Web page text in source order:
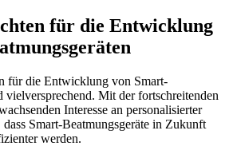
für die Entwicklung
für die Entwicklung von Smart-
vielversprechend. Mit der fortschreitenden
Interesse an personalisierter
Smart-Beatmungsgeräte in Zukunft
werden.